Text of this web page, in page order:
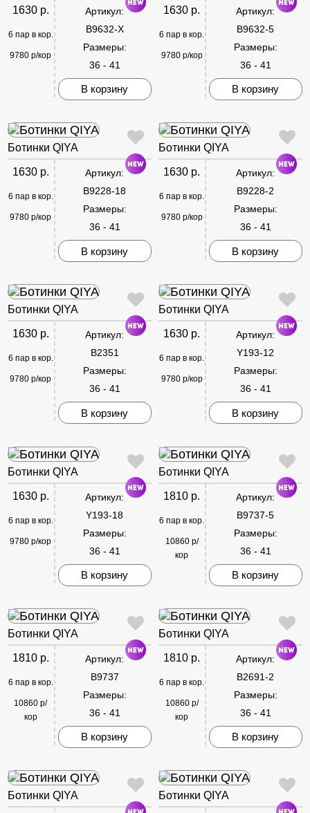
1630 р.
6 пар в кор.
9780 р/кор
Артикул:
B9632-X
Размеры:
36 - 41
В корзину
1630 р.
6 пар в кор.
9780 р/кор
Артикул:
B9632-5
Размеры:
36 - 41
В корзину
Ботинки QIYA
1630 р.
6 пар в кор.
9780 р/кор
Артикул:
B9228-18
Размеры:
36 - 41
В корзину
Ботинки QIYA
1630 р.
6 пар в кор.
9780 р/кор
Артикул:
B9228-2
Размеры:
36 - 41
В корзину
Ботинки QIYA
1630 р.
6 пар в кор.
9780 р/кор
Артикул:
B2351
Размеры:
36 - 41
В корзину
Ботинки QIYA
1630 р.
6 пар в кор.
9780 р/кор
Артикул:
Y193-12
Размеры:
36 - 41
В корзину
Ботинки QIYA
1630 р.
6 пар в кор.
9780 р/кор
Артикул:
Y193-18
Размеры:
36 - 41
В корзину
Ботинки QIYA
1810 р.
6 пар в кор.
10860 р/
кор
Артикул:
B9737-5
Размеры:
36 - 41
В корзину
Ботинки QIYA
1810 р.
6 пар в кор.
10860 р/
кор
Артикул:
B9737
Размеры:
36 - 41
В корзину
Ботинки QIYA
1810 р.
6 пар в кор.
10860 р/
кор
Артикул:
B2691-2
Размеры:
36 - 41
В корзину
Ботинки QIYA Ботинки QIYA